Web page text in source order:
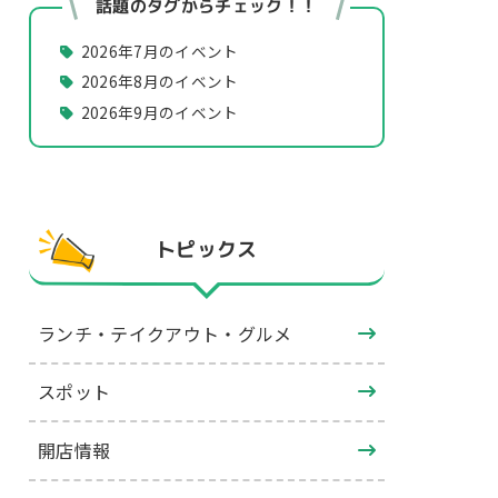
話題のタグからチェック！！
2026年7月のイベント
2026年8月のイベント
2026年9月のイベント
トピックス
ランチ・テイクアウト・グルメ
スポット
開店情報